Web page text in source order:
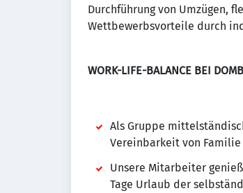
Durchführung von Umzügen,
Wettbewerbsvorteile durch
WORK-LIFE-BALANCE BEI
Als Gruppe
Vereinbarkeit von Familie
Unsere Mitarbeiter
Tage Urlaub der